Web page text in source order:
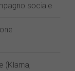
sociale
(Klarna,